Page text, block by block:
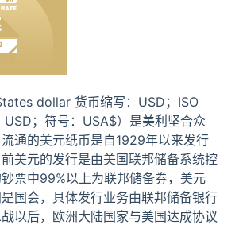
dollar 货币缩写：USD；ISO
USD；符号：USA$）是美利坚合众
通的美元纸币是自1929年以来发行
美元的发行是由美国联邦储备系统控
票中99%以上为联邦储备券，美元
国会，具体发行业务由联邦储备银行
以后，欧洲大陆国家与美国达成协议